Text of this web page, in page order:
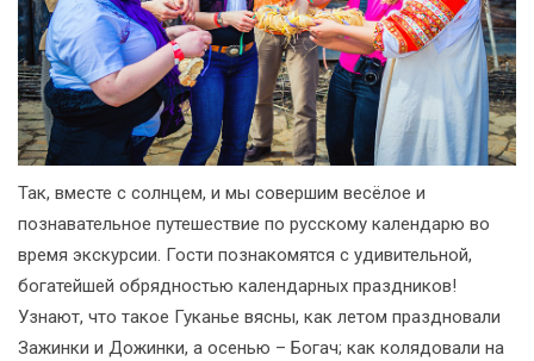
Так, вместе с солнцем, и мы совершим весёлое и
познавательное путешествие по русскому календарю во
время экскурсии. Гости познакомятся с удивительной,
богатейшей обрядностью календарных праздников!
Узнают, что такое Гуканье вясны, как летом праздновали
Зажинки и Дожинки, а осенью – Богач; как колядовали на